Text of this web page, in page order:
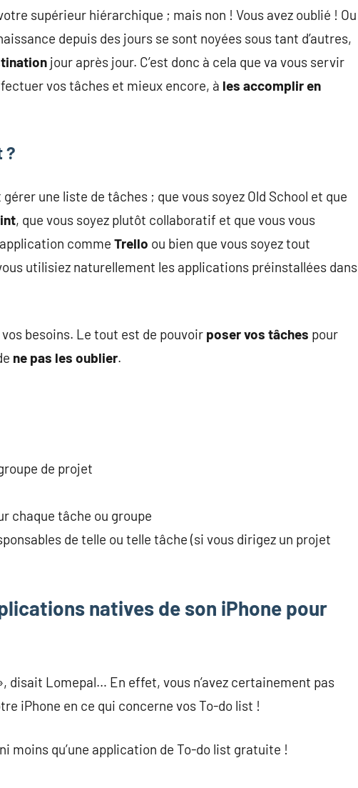
supérieur hiérarchique ; mais non ! Vous avez oublié ! Ou
depuis des jours se sont noyées sous tant d’autres,
jour après jour. C’est donc à cela que va vous servir
vos tâches et mieux encore, à les accomplir en
?
une liste de tâches ; que vous soyez Old School et que
, que vous soyez plutôt collaboratif et que vous vous
comme Trello ou bien que vous soyez tout
utilisiez naturellement les applications préinstallées dans
besoins. Le tout est de pouvoir poser vos tâches pour
ne pas les oublier.
de projet
chaque tâche ou groupe
de telle ou telle tâche (si vous dirigez un projet
natives de son iPhone pour
disait Lomepal… En effet, vous n’avez certainement pas
iPhone en ce qui concerne vos To-do list !
moins qu’une application de To-do list gratuite !